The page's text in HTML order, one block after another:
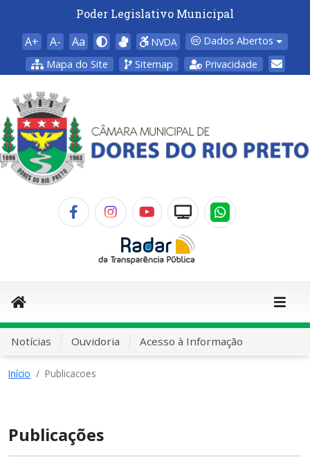
Poder Legislativo Municipal
A+ A- Aa NVDA
Dados Abertos
Mapa do Site
Sitemap Privacidade
Notícias Ouvidoria Acesso à Informação
Início Publicacoes
Publicações